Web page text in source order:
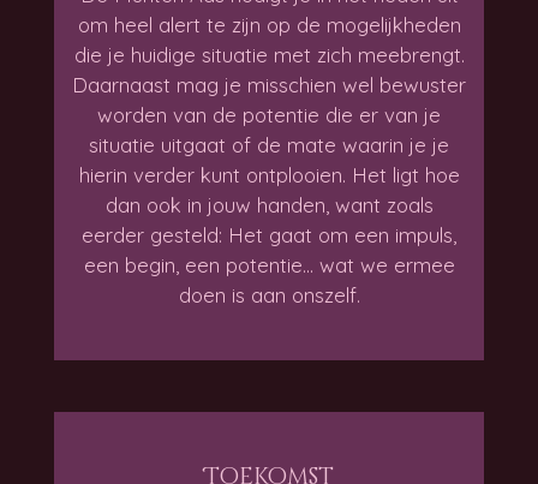
om heel alert te zijn op de mogelijkheden
die je huidige situatie met zich meebrengt.
Daarnaast mag je misschien wel bewuster
worden van de potentie die er van je
situatie uitgaat of de mate waarin je je
hierin verder kunt ontplooien. Het ligt hoe
dan ook in jouw handen, want zoals
eerder gesteld: Het gaat om een impuls,
een begin, een potentie... wat we ermee
doen is aan onszelf.
Toekomst